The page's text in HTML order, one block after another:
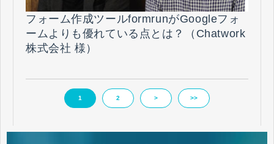
フォーム作成ツールformrunがGoogleフォ
ームよりも優れている点とは？（Chatwork
株式会社 様）
1 2 > >>